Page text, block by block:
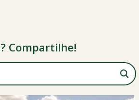
Compartilhe!